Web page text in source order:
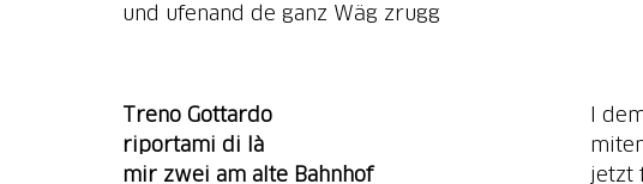
und ufenand de ganz Wäg zrugg
Treno Gottardo
riportami di là
mir zwei am alte Bahnhof
I
jetzt